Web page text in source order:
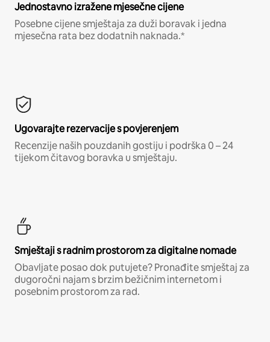
Jednostavno izražene mjesečne cijene
Posebne cijene smještaja za duži boravak i jedna
mjesečna rata bez dodatnih naknada.*
Ugovarajte rezervacije s povjerenjem
Recenzije naših pouzdanih gostiju i podrška 0 – 24
tijekom čitavog boravka u smještaju.
Smještaji s radnim prostorom za digitalne nomade
Obavljate posao dok putujete? Pronađite smještaj za
dugoročni najam s brzim bežičnim internetom i
posebnim prostorom za rad.